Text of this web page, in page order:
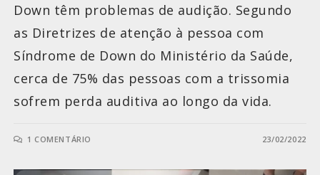
Down têm problemas de audição. Segundo
as Diretrizes de atenção à pessoa com
Síndrome de Down do Ministério da Saúde,
cerca de 75% das pessoas com a trissomia
sofrem perda auditiva ao longo da vida.
1 COMENTÁRIO 23/02/2022